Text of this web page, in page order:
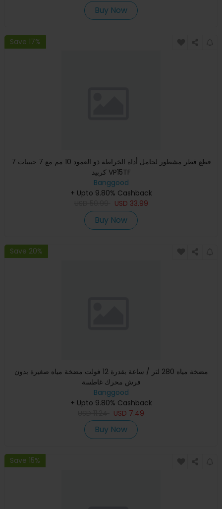
Buy Now
Save 17%
7 قطع قطر مشطور لحامل أداة الخراطة ذو العمود 10 مم مع 7 حبيبات
كربيد VP15TF
Banggood
+ Upto 9.80% Cashback
USD 33.99
Buy Now
Save 20%
مضخة مياه 280 لتر / ساعة بقدرة 12 فولت مضخة مياه صغيرة بدون
فرش محرك غاطسة
Banggood
+ Upto 9.80% Cashback
USD 7.49
Buy Now
Save 15%